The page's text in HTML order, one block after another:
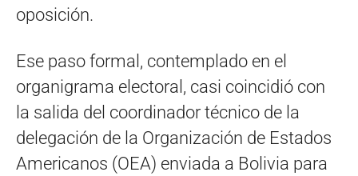
oposición.
Ese paso formal, contemplado en el
organigrama electoral, casi coincidió con
la salida del coordinador técnico de la
delegación de la Organización de Estados
Americanos (OEA) enviada a Bolivia para